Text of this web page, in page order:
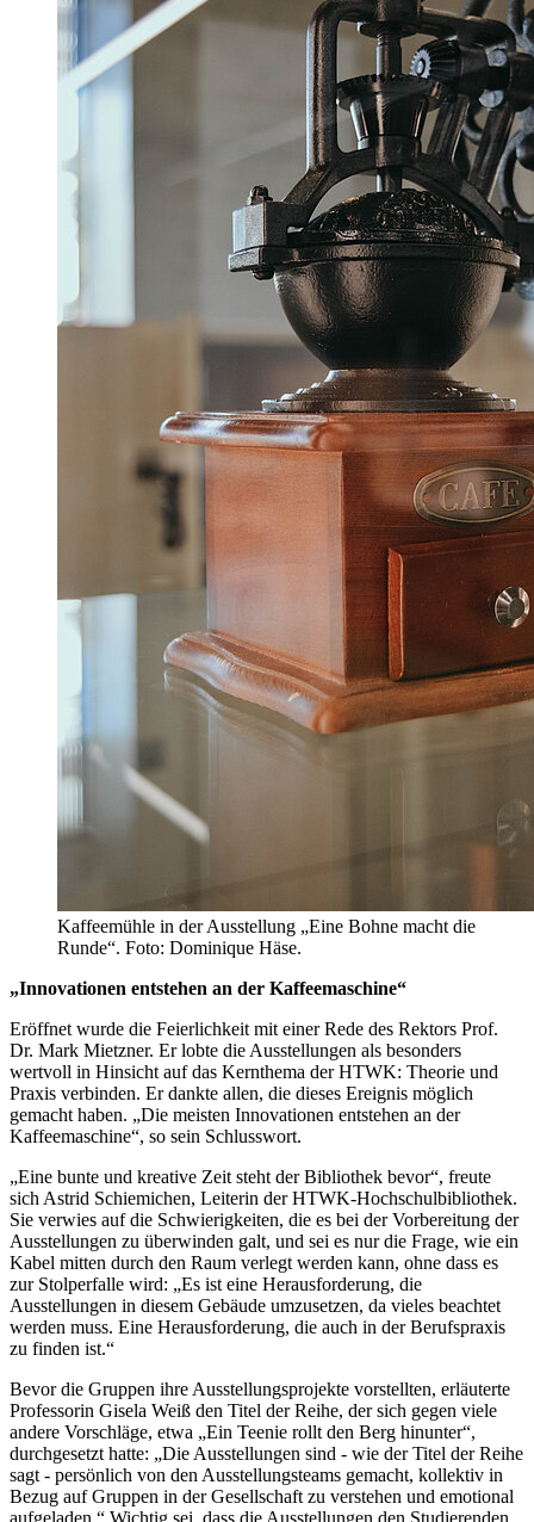
Kaffeemühle in der Ausstellung „Eine Bohne macht die
Runde“. Foto: Dominique Häse.
„Innovationen entstehen an der Kaffeemaschine“
Eröffnet wurde die Feierlichkeit mit einer Rede des Rektors Prof.
Dr. Mark Mietzner. Er lobte die Ausstellungen als besonders
wertvoll in Hinsicht auf das Kernthema der HTWK: Theorie und
Praxis verbinden. Er dankte allen, die dieses Ereignis möglich
gemacht haben. „Die meisten Innovationen entstehen an der
Kaffeemaschine“, so sein Schlusswort.
„Eine bunte und kreative Zeit steht der Bibliothek bevor“, freute
sich Astrid Schiemichen, Leiterin der HTWK-Hochschulbibliothek.
Sie verwies auf die Schwierigkeiten, die es bei der Vorbereitung der
Ausstellungen zu überwinden galt, und sei es nur die Frage, wie ein
Kabel mitten durch den Raum verlegt werden kann, ohne dass es
zur Stolperfalle wird: „Es ist eine Herausforderung, die
Ausstellungen in diesem Gebäude umzusetzen, da vieles beachtet
werden muss. Eine Herausforderung, die auch in der Berufspraxis
zu finden ist.“
Bevor die Gruppen ihre Ausstellungsprojekte vorstellten, erläuterte
Professorin Gisela Weiß den Titel der Reihe, der sich gegen viele
andere Vorschläge, etwa „Ein Teenie rollt den Berg hinunter“,
durchgesetzt hatte: „Die Ausstellungen sind - wie der Titel der Reihe
sagt - persönlich von den Ausstellungsteams gemacht, kollektiv in
Bezug auf Gruppen in der Gesellschaft zu verstehen und emotional